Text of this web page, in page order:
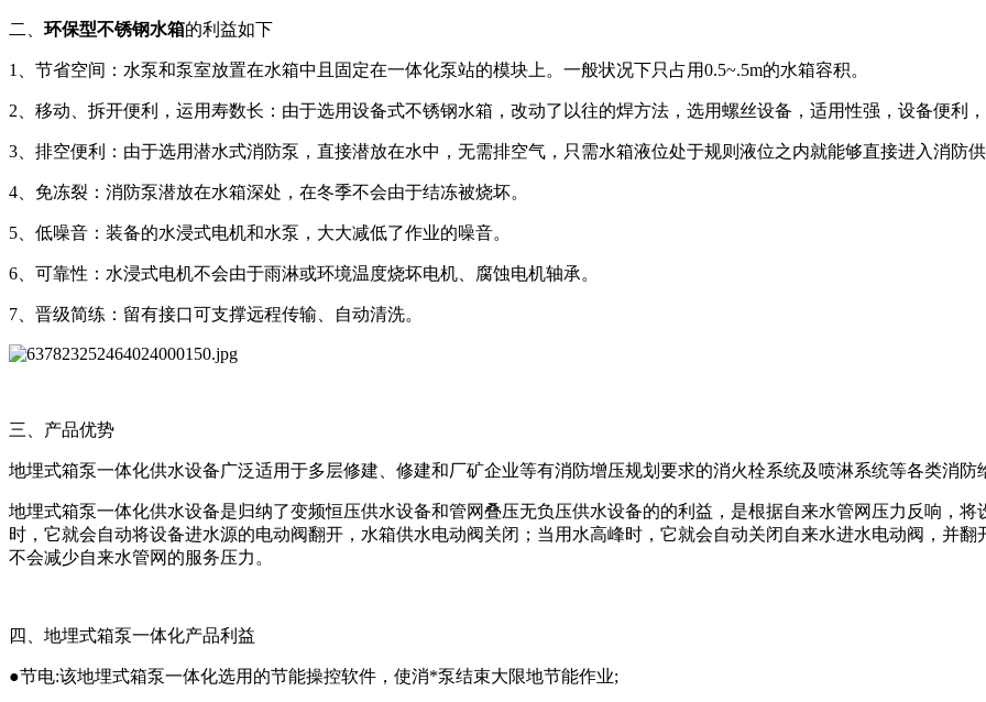
二、 环保型不锈钢水箱的利益如下
1、节省空间：水泵和泵室放置在水箱中且固定在一体化泵站的模块上。一般状况下只占用0.5~.5m的水箱容积。
2、移动、拆开便利，运用寿数长：由于选用设备式不锈钢水箱，改动了以往的焊方法，选用螺丝设备，适用性强，设备便利，
3、排空便利：由于选用潜水式消防泵，直接潜放在水中，无需排空气，只需水箱液位处于规则液位之内就能够直接进入消防供
4、免冻裂：消防泵潜放在水箱深处，在冬季不会由于结冻被烧坏。
5、低噪音：装备的水浸式电机和水泵，大大减低了作业的噪音。
6、可靠性：水浸式电机不会由于雨淋或环境温度烧坏电机、腐蚀电机轴承。
7、晋级简练：留有接口可支撑远程传输、自动清洗。
三、产品优势
地埋式箱泵一体化供水设备广泛适用于多层修建、修建和厂矿企业等有消防增压规划要求的消火栓系统及喷淋系统等各类消防
地埋式箱泵一体化供水设备是归纳了变频恒压供水设备和管网叠压无负压供水设备的的利益，是根据自来水管网压力反响，
时，它就会自动将设备进水源的电动阀翻开，水箱供水电动阀关闭；当用水高峰时，它就会自动关闭自来水进水电动阀，并
不会减少自来水管网的服务压力。
四、地埋式箱泵一体化产品利益
●节电:该地埋式箱泵一体化选用的节能操控软件，使消*泵结束大限地节能作业;